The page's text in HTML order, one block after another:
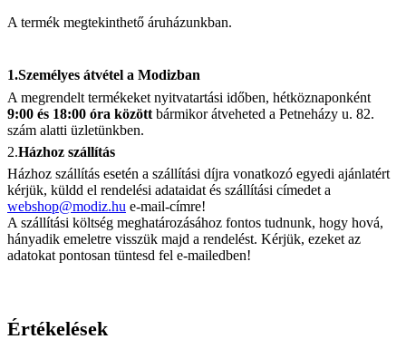
A termék megtekinthető áruházunkban.
1.Személyes átvétel a Modizban
A megrendelt termékeket nyitvatartási időben, hétköznaponként
9:00 és 18:00 óra között bármikor átveheted a Petneházy u. 82.
szám alatti üzletünkben.
2.Házhoz szállítás
Házhoz szállítás esetén a szállítási díjra vonatkozó egyedi ajánlatért
kérjük, küldd el rendelési adataidat és szállítási címedet a
webshop@modiz.hu e-mail-címre!
A szállítási költség meghatározásához fontos tudnunk, hogy hová,
hányadik emeletre visszük majd a rendelést. Kérjük, ezeket az
adatokat pontosan tüntesd fel e-mailedben!
Értékelések